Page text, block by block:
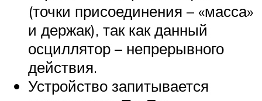
(точки присоединения – «масса»
и держак), так как данный
осциллятор – непрерывного
действия.
Устройство запитывается